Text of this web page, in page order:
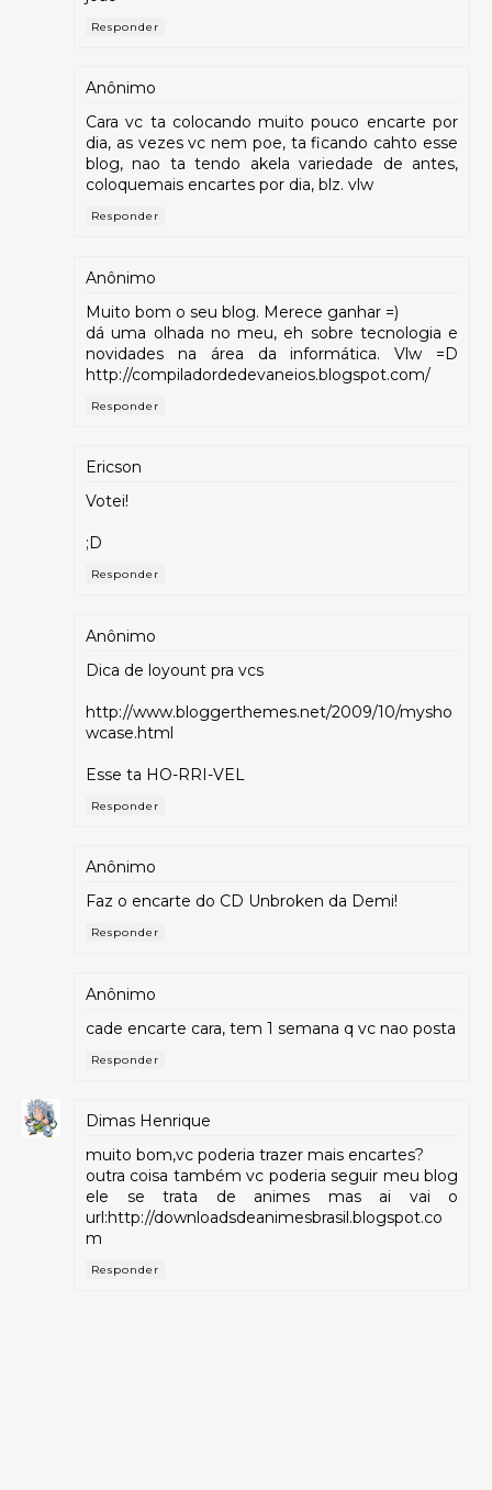
Responder
Anônimo
Cara vc ta colocando muito pouco encarte por
dia, as vezes vc nem poe, ta ficando cahto esse
blog, nao ta tendo akela variedade de antes,
coloquemais encartes por dia, blz. vlw
Responder
Anônimo
Muito bom o seu blog. Merece ganhar =)
dá uma olhada no meu, eh sobre tecnologia e
novidades na área da informática. Vlw =D
http://compiladordedevaneios.blogspot.com/
Responder
Ericson
Votei!
;D
Responder
Anônimo
Dica de loyount pra vcs
http://www.bloggerthemes.net/2009/10/mysho
wcase.html
Esse ta HO-RRI-VEL
Responder
Anônimo
Faz o encarte do CD Unbroken da Demi!
Responder
Anônimo
cade encarte cara, tem 1 semana q vc nao posta
Responder
Dimas Henrique
muito bom,vc poderia trazer mais encartes?
outra coisa também vc poderia seguir meu blog
ele se trata de animes mas ai vai o
url:http://downloadsdeanimesbrasil.blogspot.co
m
Responder